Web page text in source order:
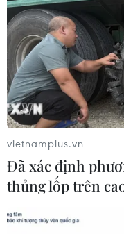
vietnamplus.vn
Đã xác định
thủng lốp trên